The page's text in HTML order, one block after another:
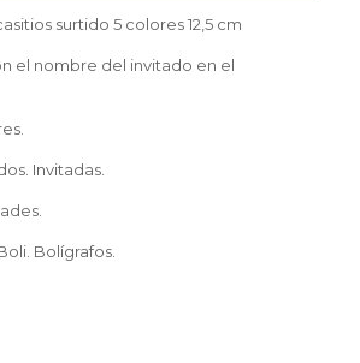
surtido 5 colores 12,5 cm
el nombre del invitado en el
Invitadas.
Bolígrafos.